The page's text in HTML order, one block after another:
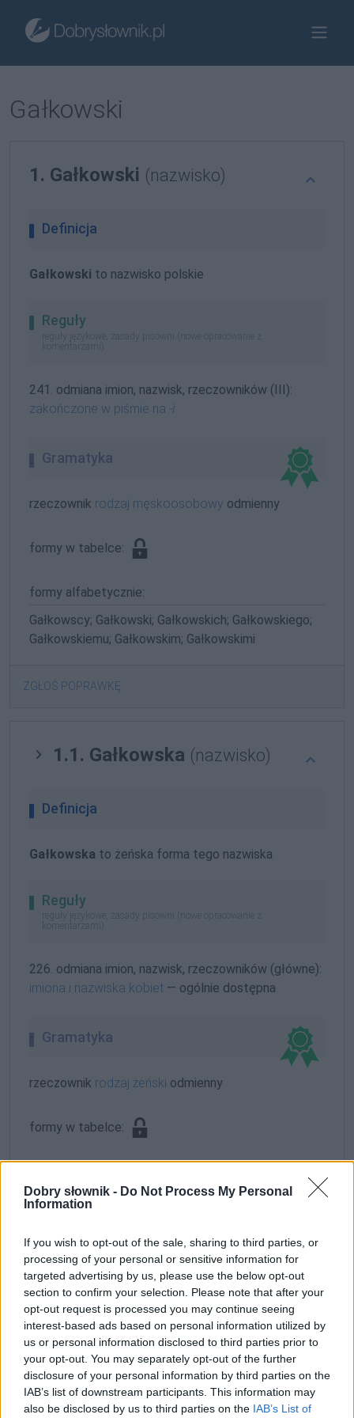
Dobry słownik - Do Not Process My Personal
Information
If you wish to opt-out of the sale, sharing to third parties, or
processing of your personal or sensitive information for
targeted advertising by us, please use the below opt-out
section to confirm your selection. Please note that after your
opt-out request is processed you may continue seeing
interest-based ads based on personal information utilized by
us or personal information disclosed to third parties prior to
your opt-out. You may separately opt-out of the further
disclosure of your personal information by third parties on the
IAB’s list of downstream participants. This information may
also be disclosed by us to third parties on the IAB’s List of
Gałkowski
1. Gałkowski (nazwisko)
Definicja
Gałkowski to nazwisko polskie
Reguły
reguły językowe, zasady pisowni (nowe opracowanie z
komentarzami)
241. odmiana imion, nazwisk, rzeczowników (III):
zakończone w piśmie na -i
Gramatyka
rzeczownik rodzaj męskoosobowy odmienny
formy w tabelce:
formy alfabetycznie:
Gałkowscy; Gałkowski; Gałkowskich; Gałkowskiego;
Gałkowskiemu; Gałkowskim; Gałkowskimi
ZGŁOŚ POPRAWKĘ
1.1. Gałkowska (nazwisko)
Definicja
Gałkowska to żeńska forma tego nazwiska
Reguły
reguły językowe, zasady pisowni (nowe opracowanie z
komentarzami)
226. odmiana imion, nazwisk, rzeczowników (główne):
imiona i nazwiska kobiet — ogólnie dostępna
Gramatyka
rzeczownik rodzaj żeński odmienny
formy w tabelce:
Gałkowska; Gałkowską; Gałkowskich; Gałkowskie;
ZGŁOŚ POPRAWKĘ